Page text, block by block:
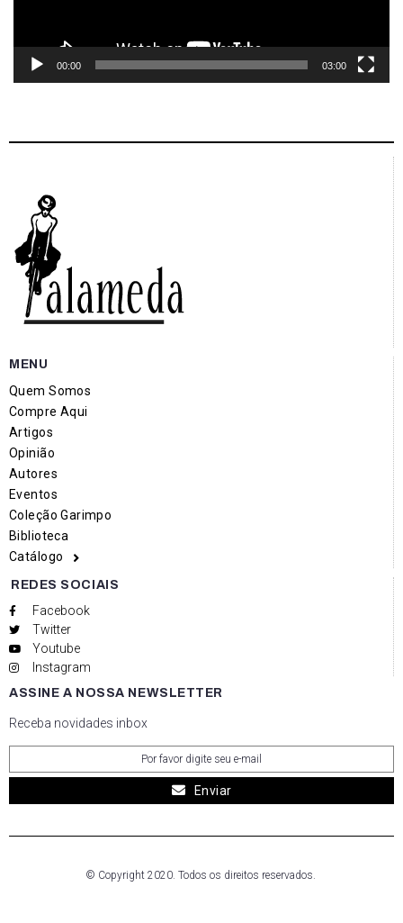
00:00 03:00
MENU
Quem Somos
Compre Aqui
Artigos
Opinião
Autores
Eventos
Coleção Garimpo
Biblioteca
Catálogo
REDES SOCIAIS
Facebook
Twitter
Youtube
Instagram
ASSINE A NOSSA NEWSLETTER
Receba novidades inbox
Enviar
© Copyright 2020. Todos os direitos reservados.